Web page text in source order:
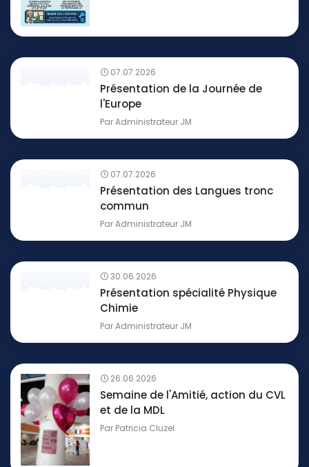
07.07.2026
Présentation de la Journée de
l'Europe
ParAdministrateur JM
07.07.2026
Présentation des Langues tronc
commun
ParAdministrateur JM
30.06.2026
Présentation spécialité Physique
Chimie
ParAdministrateur JM
26.06.2026
Semaine de l'Amitié, action du CVL
et de la MDL
Par Patricia Cluzel